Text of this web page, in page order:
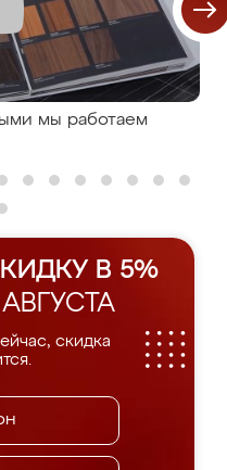
мы работаем
В 5%
скидка